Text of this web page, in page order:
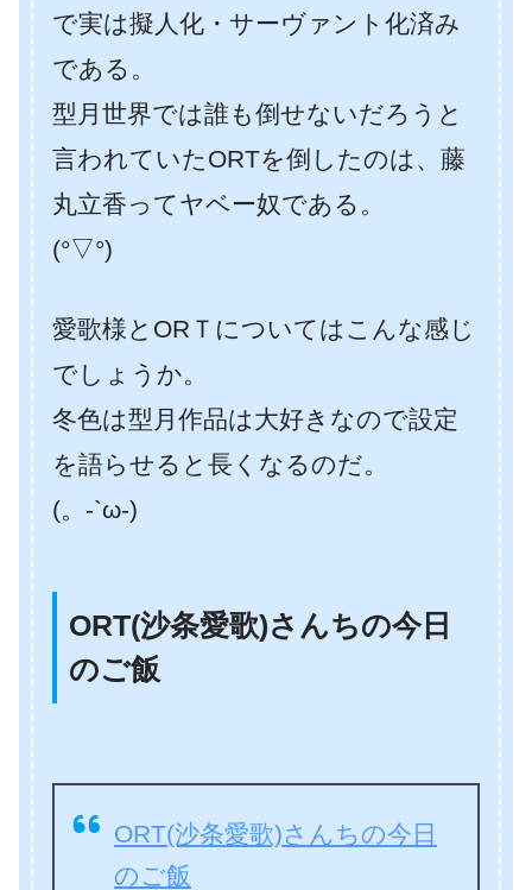
で実は擬人化・サーヴァント化済み
である。
型月世界では誰も倒せないだろうと
言われていたORTを倒したのは、藤
丸立香ってヤベー奴である。
(°▽°)
愛歌様とORＴについてはこんな感じ
でしょうか。
冬色は型月作品は大好きなので設定
を語らせると長くなるのだ。
(。-`ω-)
ORT(沙条愛歌)さんちの今日
のご飯
ORT(沙条愛歌)さんちの今日
のご飯